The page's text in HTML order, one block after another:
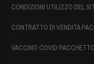
CONDIZIONI UTILIZZO DEL
CONTRATTO DI VENDITA
VACCINO COVID